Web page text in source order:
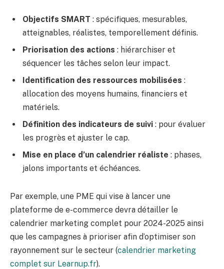
Objectifs SMART : spécifiques, mesurables,
atteignables, réalistes, temporellement définis.
Priorisation des actions : hiérarchiser et
séquencer les tâches selon leur impact.
Identification des ressources mobilisées :
allocation des moyens humains, financiers et
matériels.
Définition des indicateurs de suivi : pour évaluer
les progrès et ajuster le cap.
Mise en place d’un calendrier réaliste : phases,
jalons importants et échéances.
Par exemple, une PME qui vise à lancer une
plateforme de e-commerce devra détailler le
calendrier marketing complet pour 2024-2025 ainsi
que les campagnes à prioriser afin d’optimiser son
rayonnement sur le secteur (calendrier marketing
complet sur Learnup.fr).